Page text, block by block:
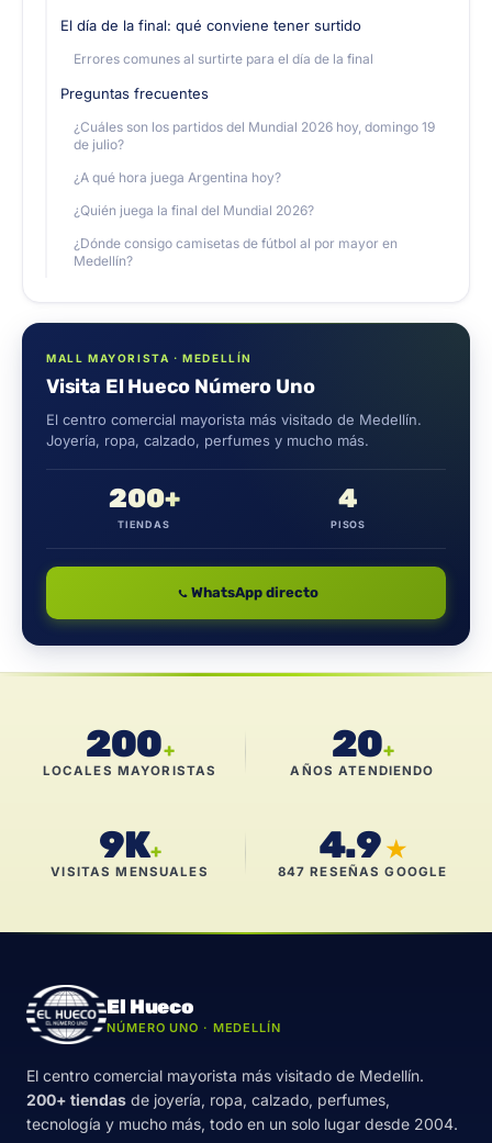
El día de la final: qué conviene tener surtido
Errores comunes al surtirte para el día de la final
Preguntas frecuentes
¿Cuáles son los partidos del Mundial 2026 hoy, domingo 19
de julio?
¿A qué hora juega Argentina hoy?
¿Quién juega la final del Mundial 2026?
¿Dónde consigo camisetas de fútbol al por mayor en
Medellín?
MALL MAYORISTA · MEDELLÍN
Visita El Hueco Número Uno
El centro comercial mayorista más visitado de Medellín.
Joyería, ropa, calzado, perfumes y mucho más.
200+
TIENDAS
4
PISOS
WhatsApp directo
200+
LOCALES MAYORISTAS
20+
AÑOS ATENDIENDO
9K+
VISITAS MENSUALES
4.9 ★
847 RESEÑAS GOOGLE
El Hueco
NÚMERO UNO · MEDELLÍN
El centro comercial mayorista más visitado de Medellín.
200+ tiendas de joyería, ropa, calzado, perfumes,
tecnología y mucho más, todo en un solo lugar desde 2004.